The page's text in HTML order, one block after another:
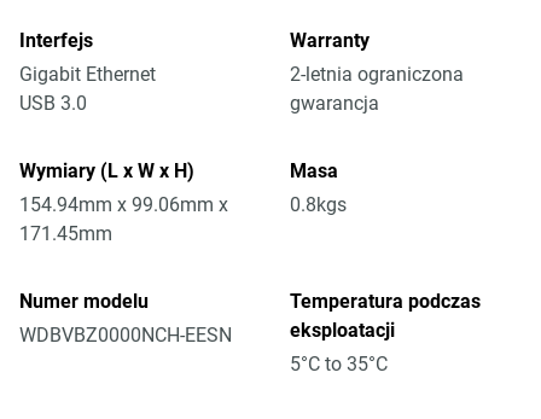
Interfejs
Gigabit Ethernet
USB 3.0
Warranty
2-letnia ograniczona
gwarancja
Wymiary (L x W x H)
154.94mm x 99.06mm x
171.45mm
Masa
0.8kgs
Numer modelu
WDBVBZ0000NCH-EESN
Temperatura podczas
eksploatacji
5°C to 35°C